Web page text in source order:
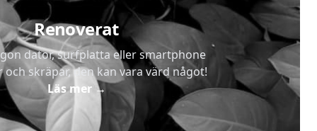
Renoverat
dator, surfplatta eller smartphone
och skräpar, den kan vara värd något!
Läs mer→